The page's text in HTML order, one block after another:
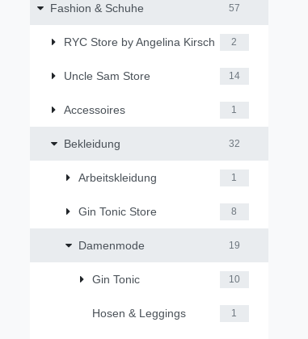
Fashion & Schuhe 57
RYC Store by Angelina Kirsch 2
Uncle Sam Store 14
Accessoires 1
Bekleidung 32
Arbeitskleidung 1
Gin Tonic Store 8
Damenmode 19
Gin Tonic 10
Hosen & Leggings 1